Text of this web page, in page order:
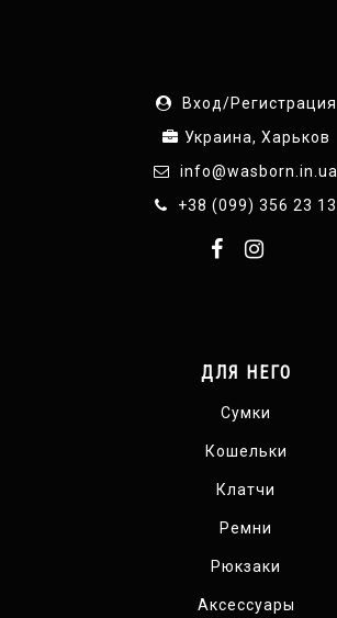
Вход/Регистрация
Украина, Харьков
info@wasborn.in.ua
+38 (099) 356 23 13
ДЛЯ НЕГО
Сумки
Кошельки
Клатчи
Ремни
Рюкзаки
Аксессуары